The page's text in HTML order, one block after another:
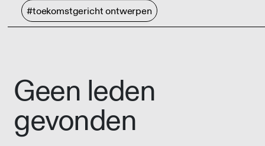
#toekomstgericht ontwerpen
Geen leden
gevonden